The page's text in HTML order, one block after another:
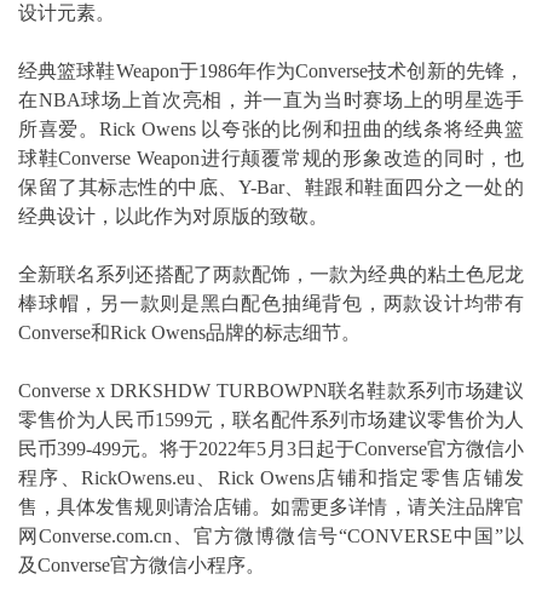
设计元素。
经典篮球鞋Weapon于1986年作为Converse技术创新的先锋，
在NBA球场上首次亮相，并一直为当时赛场上的明星选手
所喜爱。Rick Owens 以夸张的比例和扭曲的线条将经典篮
球鞋Converse Weapon进行颠覆常规的形象改造的同时，也
保留了其标志性的中底、Y-Bar、鞋跟和鞋面四分之一处的
经典设计，以此作为对原版的致敬。
全新联名系列还搭配了两款配饰，一款为经典的粘土色尼龙
棒球帽，另一款则是黑白配色抽绳背包，两款设计均带有
Converse和Rick Owens品牌的标志细节。
Converse x DRKSHDW TURBOWPN联名鞋款系列市场建议
零售价为人民币1599元，联名配件系列市场建议零售价为人
民币399-499元。将于2022年5月3日起于Converse官方微信小
程序、RickOwens.eu、Rick Owens店铺和指定零售店铺发
售，具体发售规则请洽店铺。如需更多详情，请关注品牌官
网Converse.com.cn、官方微博微信号“CONVERSE中国”以
及Converse官方微信小程序。